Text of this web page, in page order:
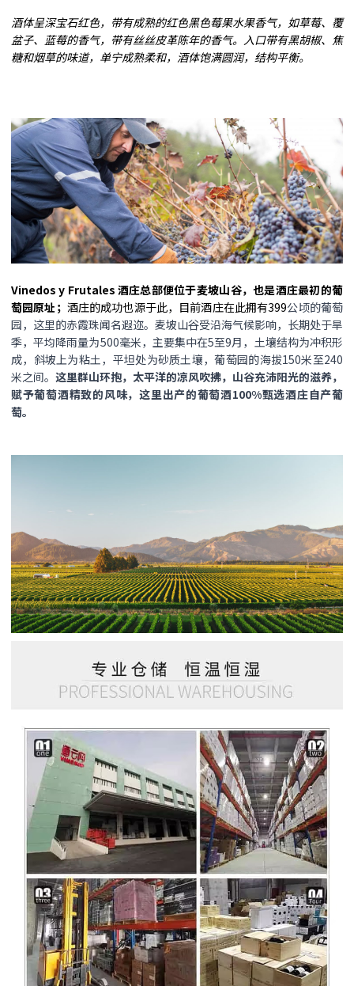
酒体呈深宝石红色，带有成熟的红色黑色莓果水果香气，如草莓、覆
盆子、蓝莓的香气，带有丝丝皮革陈年的香气。入口带有黑胡椒、焦
糖和烟草的味道，单宁成熟柔和，酒体饱满圆润，结构平衡。
Vinedos y Frutales 酒庄总部便位于麦坡山谷，也是酒庄最初的葡
萄园原址； 酒庄的成功也源于此，目前酒庄在此拥有399公顷的葡萄
园，这里的赤霞珠闻名遐迩。麦坡山谷受沿海气候影响，长期处于旱
季，平均降雨量为500毫米，主要集中在5至9月，土壤结构为冲积形
成，斜坡上为粘土，平坦处为砂质土壤，葡萄园的海拔150米至240
米之间。 这里群山环抱，太平洋的凉风吹拂，山谷充沛阳光的滋养，
赋予葡萄酒精致的风味，这里出产的葡萄酒100%甄选酒庄自产葡
萄。